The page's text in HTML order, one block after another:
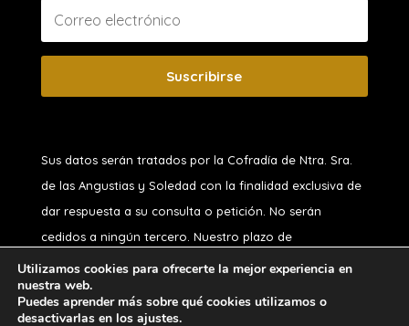
Suscribirse
Sus datos serán tratados por la Cofradía de Ntra. Sra.
de las Angustias y Soledad con la finalidad exclusiva de
dar respuesta a su consulta o petición. No serán
cedidos a ningún tercero. Nuestro plazo de
conservación, si usted no es hermano, es de 1 año.
Puede ejercitar sus derechos de acceso, rectificación,
oposición, supresión, portabilidad o limitación y a no ser
Utilizamos cookies para ofrecerte la mejor experiencia en
nuestra web.
Puedes aprender más sobre qué cookies utilizamos o
desactivarlas en los ajustes.